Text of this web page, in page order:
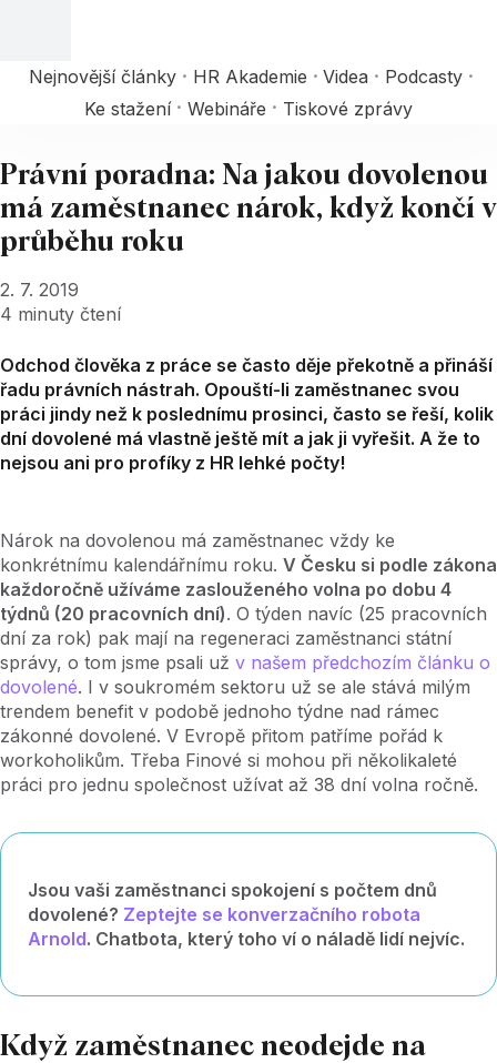
Nejnovější články HR Akademie Videa
Podcasty
Ke stažení
Webináře Tiskové zprávy
Právní poradna: Na jakou dovolenou
má zaměstnanec nárok, když končí v
průběhu roku
2. 7. 2019
4 minuty čtení
Odchod člověka z práce se často děje překotně a přináší
řadu právních nástrah. Opouští-li zaměstnanec svou
práci jindy než k poslednímu prosinci, často se řeší, kolik
dní dovolené má vlastně ještě mít a jak ji vyřešit. A že to
nejsou ani pro profíky z HR lehké počty!
Nárok na dovolenou má zaměstnanec vždy ke
konkrétnímu kalendářnímu roku. V Česku si podle zákona
každoročně užíváme zaslouženého volna po dobu 4
týdnů (20 pracovních dní). O týden navíc (25 pracovních
dní za rok) pak mají na regeneraci zaměstnanci státní
správy, o tom jsme psali už v našem předchozím článku o
dovolené. I v soukromém sektoru už se ale stává milým
trendem benefit v podobě jednoho týdne nad rámec
zákonné dovolené. V Evropě přitom patříme pořád k
workoholikům. Třeba Finové si mohou při několikaleté
práci pro jednu společnost užívat až 38 dní volna ročně.
Jsou vaši zaměstnanci spokojení s počtem dnů
dovolené? Zeptejte se konverzačního robota
Arnold. Chatbota, který toho ví o náladě lidí nejvíc.
Když zaměstnanec neodejde na